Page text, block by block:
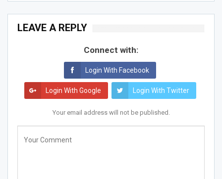
LEAVE A REPLY
Connect with:
Login With Facebook
Login With Google Login With Twitter
Your email address will not be published.